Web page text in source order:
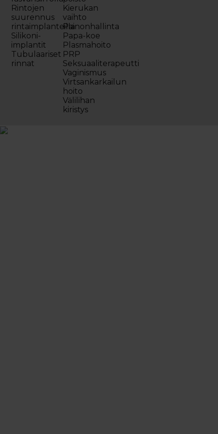
Rintojen
suurennus
rintaimplanteilla
Silikoni-
implantit
Tubulaariset
rinnat
Kierukan
vaihto
Painonhallinta
Papa-koe
Plasmahoito
PRP
Seksuaaliterapeutti
Vaginismus
Virtsankarkailun
hoito
Välilihan
kiristys